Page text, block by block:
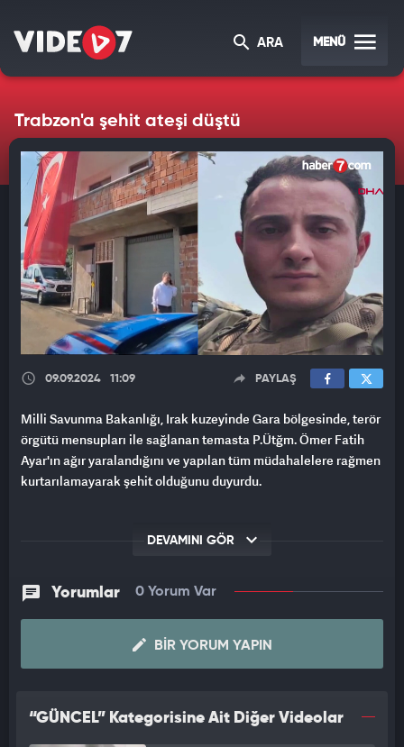
ARA MENÜ
Trabzon'a şehit ateşi düştü
09.09.2024 11:09 PAYLAŞ
Milli Savunma Bakanlığı, Irak kuzeyinde Gara bölgesinde, terör
örgütü mensupları ile sağlanan temasta P.Ütğm. Ömer Fatih
Ayar'ın ağır yaralandığını ve yapılan tüm müdahalelere rağmen
kurtarılamayarak şehit olduğunu duyurdu.
DEVAMINI GÖR
Yorumlar 0 Yorum Var
BIR YORUM YAPIN
“GÜNCEL” Kategorisine Ait Diğer Videolar